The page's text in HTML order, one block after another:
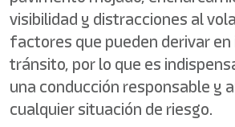
visibilidad y distracciones al
factores que pueden derivar
tránsito, por lo que es
una conducción responsable y
cualquier situación de riesgo.